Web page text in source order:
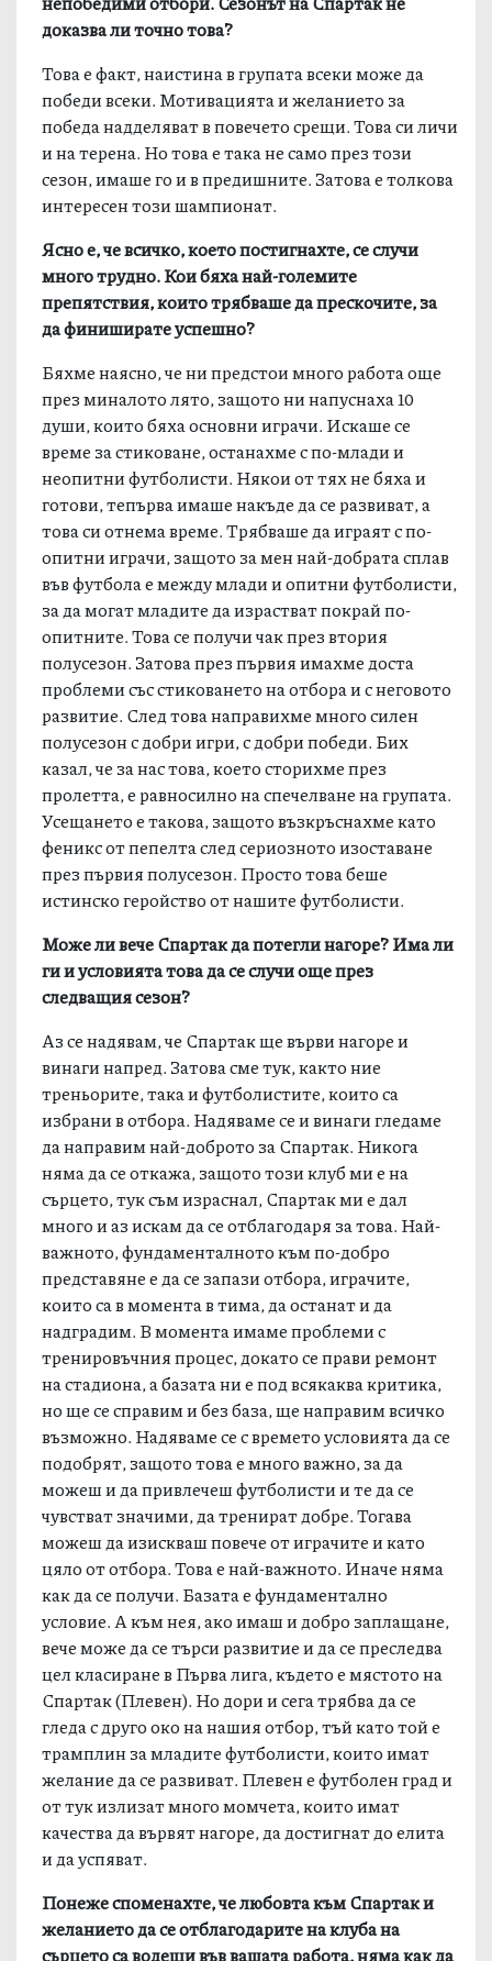
доказва ли точно това?
Това е факт, наистина в групата всеки може да
победи всеки. Мотивацията и желанието за
победа надделяват в повечето срещи. Това си личи
и на терена. Но това е така не само през този
сезон, имаше го и в предишните. Затова е толкова
интересен този шампионат.
Ясно е, че всичко, което постигнахте, се случи
много трудно. Кои бяха най-големите
препятствия, които трябваше да прескочите, за
да финиширате успешно?
Бяхме наясно, че ни предстои много работа още
през миналото лято, защото ни напуснаха 10
души, които бяха основни играчи. Искаше се
време за стиковане, останахме с по-млади и
неопитни футболисти. Някои от тях не бяха и
готови, тепърва имаше накъде да се развиват, а
това си отнема време. Трябваше да играят с по-
опитни играчи, защото за мен най-добрата сплав
във футбола е между млади и опитни футболисти,
за да могат младите да израстват покрай по-
опитните. Това се получи чак през втория
полусезон. Затова през първия имахме доста
проблеми със стиковането на отбора и с неговото
развитие. След това направихме много силен
полусезон с добри игри, с добри победи. Бих
казал, че за нас това, което сторихме през
пролетта, е равносилно на спечелване на групата.
Усещането е такова, защото възкръснахме като
феникс от пепелта след сериозното изоставане
през първия полусезон. Просто това беше
истинско геройство от нашите футболисти.
Може ли вече Спартак да потегли нагоре? Има ли
ги и условията това да се случи още през
следващия сезон?
Аз се надявам, че Спартак ще върви нагоре и
винаги напред. Затова сме тук, както ние
треньорите, така и футболистите, които са
избрани в отбора. Надяваме се и винаги гледаме
да направим най-доброто за Спартак. Никога
няма да се откажа, защото този клуб ми е на
сърцето, тук съм израснал, Спартак ми е дал
много и аз искам да се отблагодаря за това. Най-
важното, фундаменталното към по-добро
представяне е да се запази отбора, играчите,
които са в момента в тима, да останат и да
надградим. В момента имаме проблеми с
тренировъчния процес, докато се прави ремонт
на стадиона, а базата ни е под всякаква критика,
но ще се справим и без база, ще направим всичко
възможно. Надяваме се с времето условията да се
подобрят, защото това е много важно, за да
можеш и да привлечеш футболисти и те да се
чувстват значими, да тренират добре. Тогава
можеш да изискваш повече от играчите и като
цяло от отбора. Това е най-важното. Иначе няма
как да се получи. Базата е фундаментално
условие. А към нея, ако имаш и добро заплащане,
вече може да се търси развитие и да се преследва
цел класиране в Първа лига, където е мястото на
Спартак (Плевен). Но дори и сега трябва да се
гледа с друго око на нашия отбор, тъй като той е
трамплин за младите футболисти, които имат
желание да се развиват. Плевен е футболен град и
от тук излизат много момчета, които имат
качества да вървят нагоре, да достигнат до елита
и да успяват.
Понеже споменахте, че любовта към Спартак и
желанието да се отблагодарите на клуба на
сърцето са водещи във вашата работа, няма как да